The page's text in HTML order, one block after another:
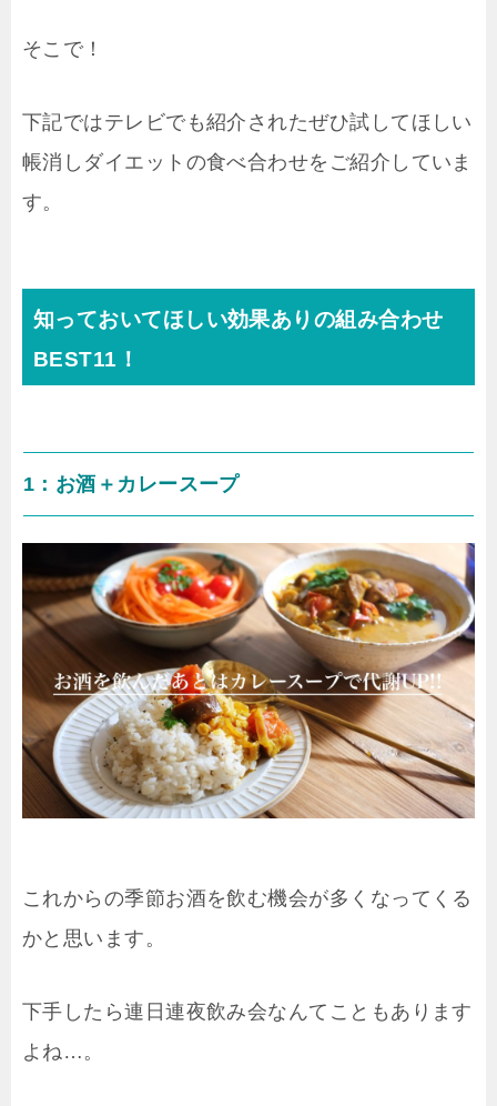
そこで！
下記ではテレビでも紹介されたぜひ試してほしい
帳消しダイエットの食べ合わせをご紹介していま
す。
知っておいてほしい効果ありの組み合わせ
BEST11！
1：お酒＋カレースープ
これからの季節お酒を飲む機会が多くなってくる
かと思います。
下手したら連日連夜飲み会なんてこともあります
よね…。